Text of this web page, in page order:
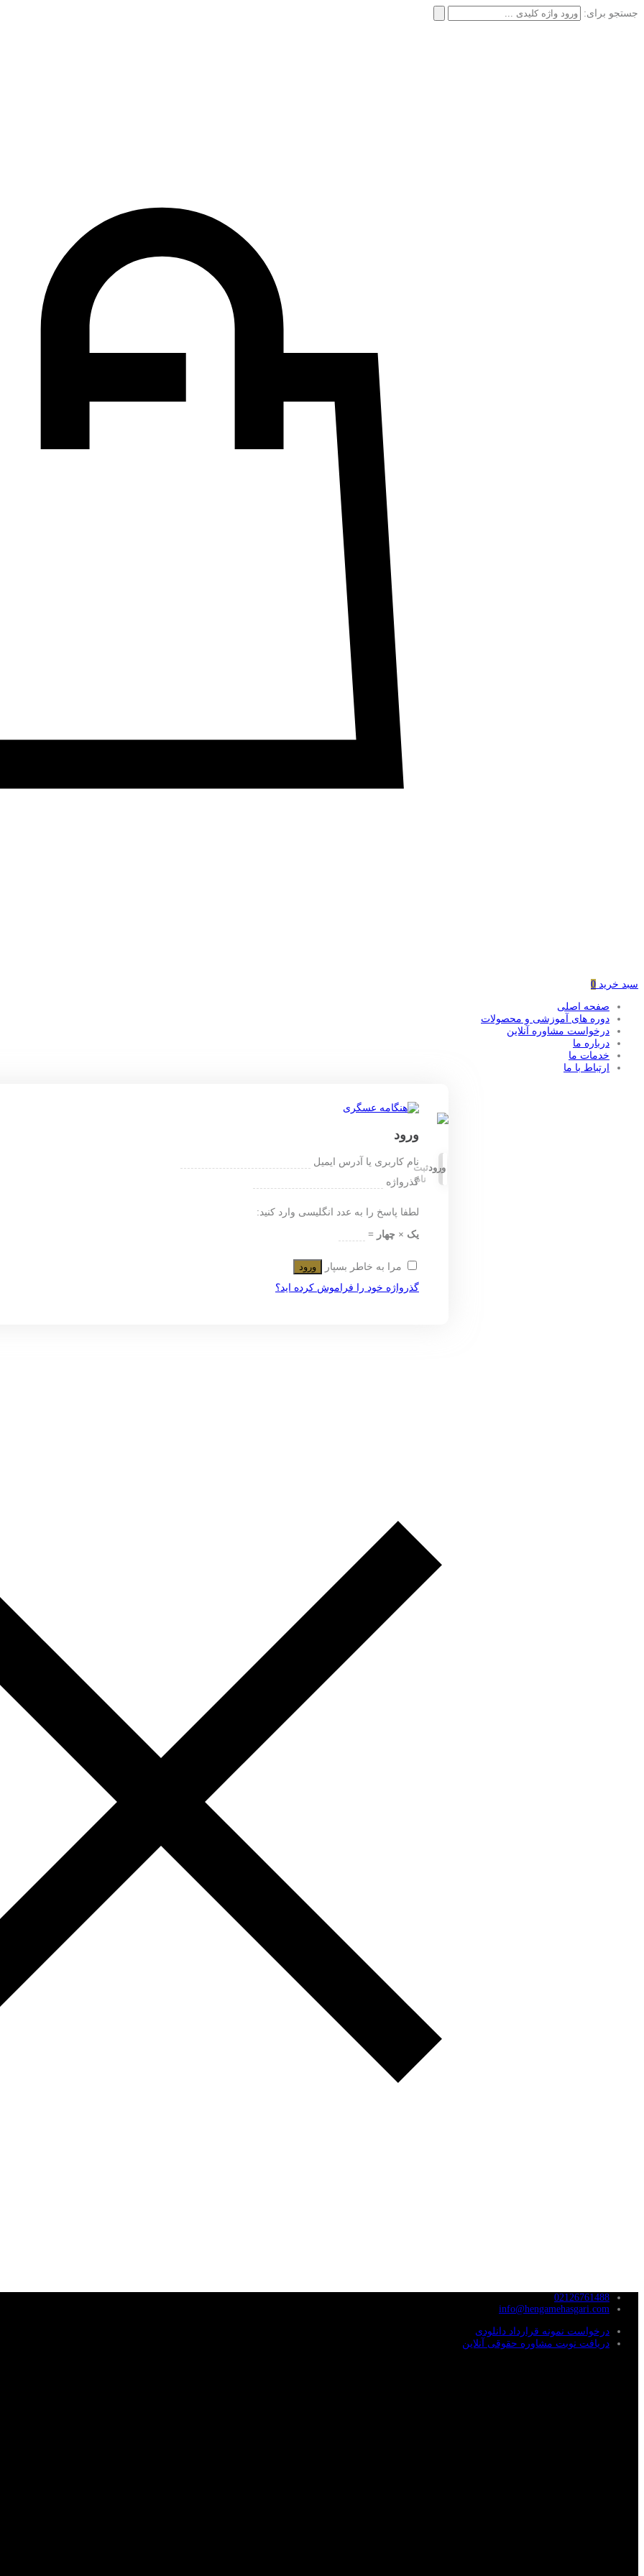
جستجو برای:
سبد خرید 0
صفحه اصلی
دوره های آموزشی و محصولات
درخواست مشاوره آنلاین
درباره ما
خدمات ما
ارتباط با ما
ورودثبت
نام
ورود
نام کاربری یا آدرس ایمیل
گذرواژه
لطفا پاسخ را به عدد انگلیسی وارد کنید:
یک × چهار =
مرا به خاطر بسپار
ورود
گذرواژه خود را فراموش کرده اید؟
02126761488
info@hengamehasgari.com
درخواست نمونه قرارداد دانلودی
دریافت نوبت مشاوره حقوقی آنلاین